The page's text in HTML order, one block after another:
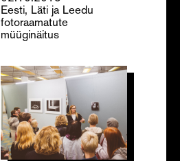
Eesti, Läti ja Leedu
fotoraamatute
müüginäitus